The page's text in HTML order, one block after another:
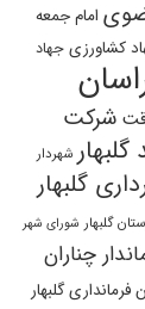
امام جمعه
کشاورزی جهاد
شرکت
شهردار
گلبهار
گلبهار شورای شهر
چناران
فرمانداری گلبهار